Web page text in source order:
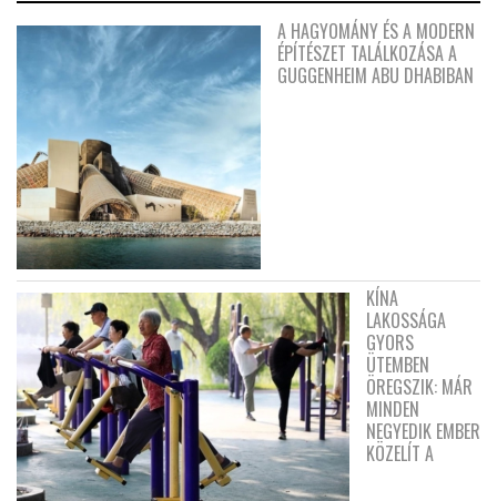
A HAGYOMÁNY ÉS A MODERN
ÉPÍTÉSZET TALÁLKOZÁSA A
GUGGENHEIM ABU DHABIBAN
KÍNA
LAKOSSÁGA
GYORS
ÜTEMBEN
ÖREGSZIK: MÁR
MINDEN
NEGYEDIK EMBER
KÖZELÍT A